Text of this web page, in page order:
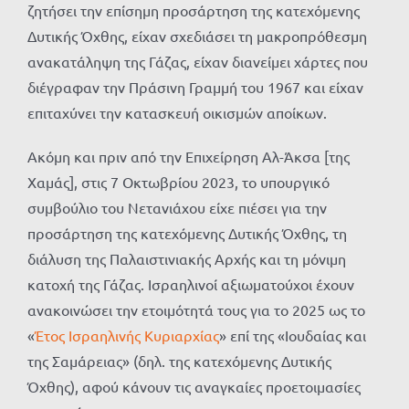
ζητήσει την επίσημη προσάρτηση της κατεχόμενης
Δυτικής Όχθης, είχαν σχεδιάσει τη μακροπρόθεσμη
ανακατάληψη της Γάζας, είχαν διανείμει χάρτες που
διέγραφαν την Πράσινη Γραμμή του 1967 και είχαν
επιταχύνει την κατασκευή οικισμών αποίκων.
Ακόμη και πριν από την Επιχείρηση Αλ-Άκσα [της
Χαμάς], στις 7 Οκτωβρίου 2023, το υπουργικό
συμβούλιο του Νετανιάχου είχε πιέσει για την
προσάρτηση της κατεχόμενης Δυτικής Όχθης, τη
διάλυση της Παλαιστινιακής Αρχής και τη μόνιμη
κατοχή της Γάζας. Ισραηλινοί αξιωματούχοι έχουν
ανακοινώσει την ετοιμότητά τους για το 2025 ως το
«Έτος Ισραηλινής Κυριαρχίας» επί της «Ιουδαίας και
της Σαμάρειας» (δηλ. της κατεχόμενης Δυτικής
Όχθης), αφού κάνουν τις αναγκαίες προετοιμασίες